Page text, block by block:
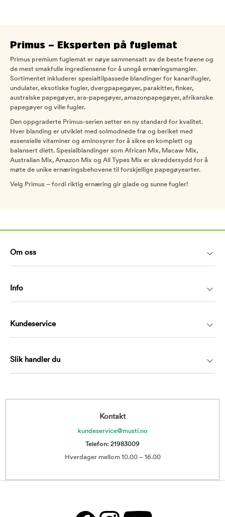
Primus – Eksperten på fuglemat
Primus premium fuglemat er nøye sammensatt av de beste frøene og
de mest smakfulle ingrediensene for å unngå ernæringsmangler.
Sortimentet inkluderer spesialtilpassede blandinger for kanarifugler,
undulater, eksotiske fugler, dvergpapegøyer, parakitter, finker,
australske papegøyer, ara-papegøyer, amazonpapegøyer, afrikanske
papegøyer og ville fugler.
Den oppgraderte Primus-serien setter en ny standard for kvalitet.
Hver blanding er utviklet med solmodnede frø og beriket med
essensielle vitaminer og aminosyrer for å sikre en komplett og
balansert diett. Spesialblandinger som African Mix, Macaw Mix,
Australian Mix, Amazon Mix og All Types Mix er skreddersydd for å
møte de unike ernæringsbehovene til forskjellige papegøyearter.
Velg Primus – fordi riktig ernæring gir glade og sunne fugler!
Om oss
Info
Kundeservice
Slik handler du
Kontakt
kundeservice@musti.no
Telefon: 21983009
Hverdager mellom 10.00 – 16.00